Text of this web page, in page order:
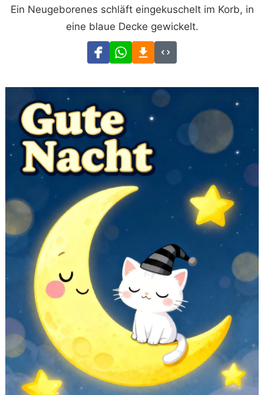
Ein Neugeborenes schläft eingekuschelt im Korb, in
eine blaue Decke gewickelt.